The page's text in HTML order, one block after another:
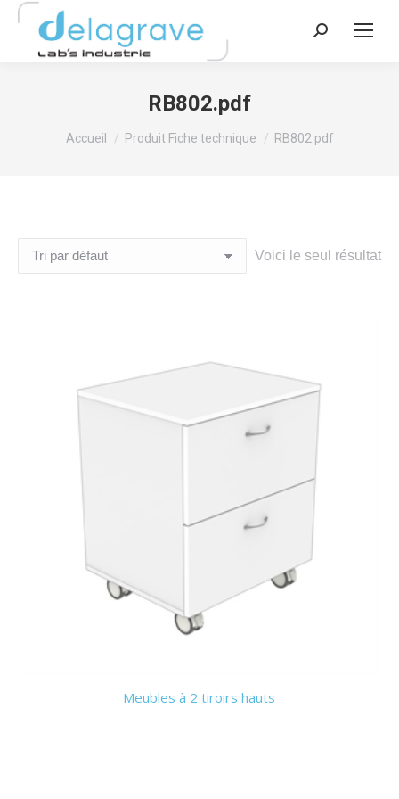
Recherche
RB802.pdf
Vous êtes ici :
Accueil Produit Fiche technique RB802.pdf
Voici le seul résultat
Meubles à 2 tiroirs hauts